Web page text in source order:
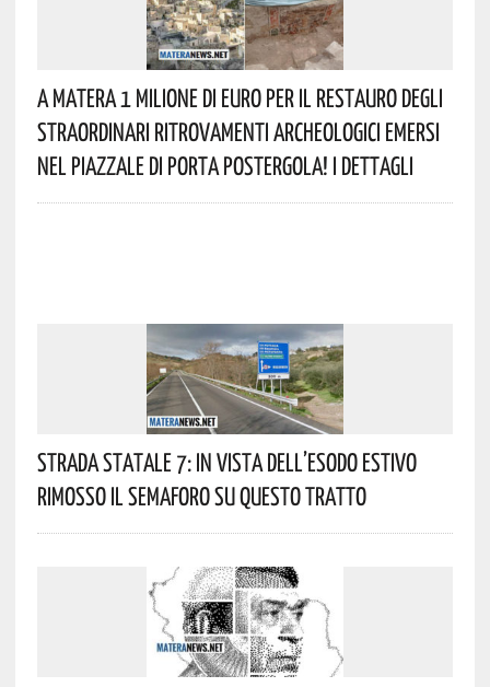
A Matera 1 Milione Di Euro Per Il Restauro Degli
Straordinari Ritrovamenti Archeologici Emersi
Nel Piazzale Di Porta Postergola! I Dettagli
Strada Statale 7: In Vista Dell’esodo Estivo
Rimosso Il Semaforo Su Questo Tratto